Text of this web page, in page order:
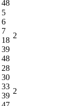
48
5
6
7
18
39
48
2
28
30
33
39
2